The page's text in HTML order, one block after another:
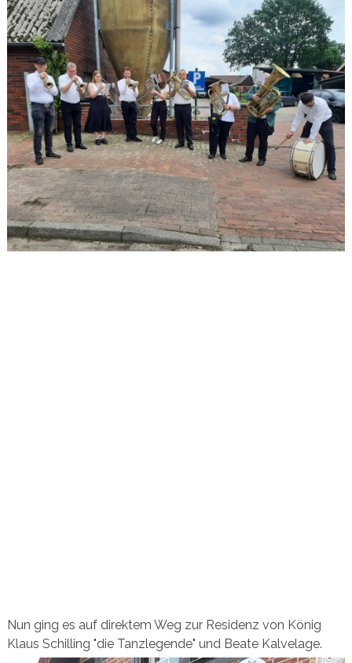
Nun ging es auf direktem Weg zur Residenz von König
Klaus Schilling "die Tanzlegende" und Beate Kalvelage.